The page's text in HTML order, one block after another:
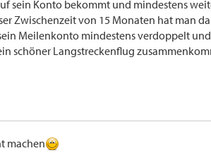
sein Konto bekommt und mindestens
Zwischenzeit von 15 Monaten hat man
Meilenkonto mindestens verdoppelt
schöner Langstreckenflug
machen